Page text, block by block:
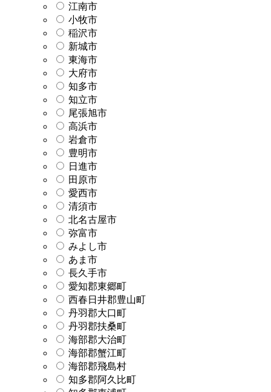
江南市
小牧市
稲沢市
新城市
東海市
大府市
知多市
知立市
尾張旭市
高浜市
岩倉市
豊明市
日進市
田原市
愛西市
清須市
北名古屋市
弥富市
みよし市
あま市
長久手市
愛知郡東郷町
西春日井郡豊山町
丹羽郡大口町
丹羽郡扶桑町
海部郡大治町
海部郡蟹江町
海部郡飛島村
知多郡阿久比町